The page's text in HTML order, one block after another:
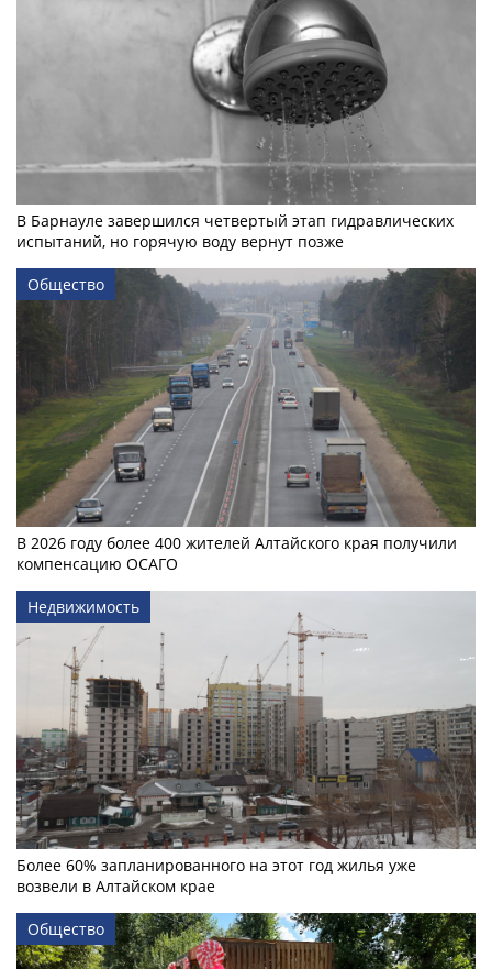
В Барнауле завершился четвертый этап гидравлических
испытаний, но горячую воду вернут позже
Общество
В 2026 году более 400 жителей Алтайского края получили
компенсацию ОСАГО
Недвижимость
Более 60% запланированного на этот год жилья уже
возвели в Алтайском крае
Общество